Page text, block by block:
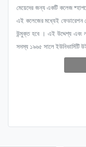
মেয়েদের জন্য একটি কলেজ
এই কলেজের মধ্যেই ফেডারেশন
উন্মুক্ত হবে । এই উদ্দেশ্য এবং
সদস্য ১৯৬৫ সালে ইউনিভার্সিটি